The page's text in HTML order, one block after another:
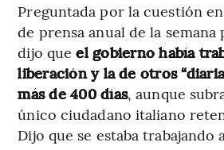
Preguntada por la cuestión
de prensa anual de la semana
dijo que el gobierno había
liberación y la de otros
más de 400 días, aunque
único ciudadano italiano
Dijo que se estaba trabajando